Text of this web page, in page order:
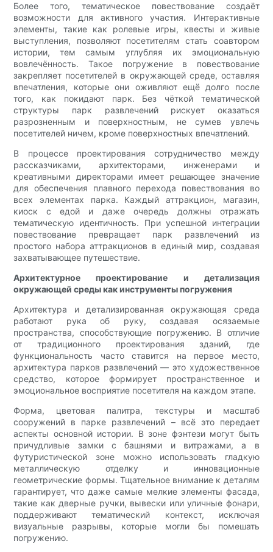
Более того, тематическое повествование создаёт
возможности для активного участия. Интерактивные
элементы, такие как ролевые игры, квесты и живые
выступления, позволяют посетителям стать соавтором
истории, тем самым углубляя их эмоциональную
вовлечённость. Такое погружение в повествование
закрепляет посетителей в окружающей среде, оставляя
впечатления, которые они оживляют ещё долго после
того, как покидают парк. Без чёткой тематической
структуры парк развлечений рискует оказаться
разрозненным и поверхностным, не сумев увлечь
посетителей ничем, кроме поверхностных впечатлений.
В процессе проектирования сотрудничество между
рассказчиками, архитекторами, инженерами и
креативными директорами имеет решающее значение
для обеспечения плавного перехода повествования во
всех элементах парка. Каждый аттракцион, магазин,
киоск с едой и даже очередь должны отражать
тематическую идентичность. При успешной интеграции
повествование превращает парк развлечений из
простого набора аттракционов в единый мир, создавая
захватывающее путешествие.
Архитектурное проектирование и детализация
окружающей среды как инструменты погружения
Архитектура и детализированная окружающая среда
работают рука об руку, создавая осязаемые
пространства, способствующие погружению. В отличие
от традиционного проектирования зданий, где
функциональность часто ставится на первое место,
архитектура парков развлечений — это художественное
средство, которое формирует пространственное и
эмоциональное восприятие посетителя на каждом этапе.
Форма, цветовая палитра, текстуры и масштаб
сооружений в парке развлечений – всё это передает
аспекты основной истории. В зоне фэнтези могут быть
причудливые замки с башнями и витражами, а в
футуристической зоне можно использовать гладкую
металлическую отделку и инновационные
геометрические формы. Тщательное внимание к деталям
гарантирует, что даже самые мелкие элементы фасада,
такие как дверные ручки, вывески или уличные фонари,
поддерживают тематический контекст, исключая
визуальные разрывы, которые могли бы помешать
погружению.